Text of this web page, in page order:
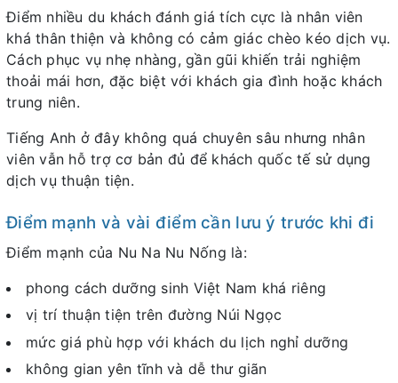
Điểm nhiều du khách đánh giá tích cực là nhân viên
khá thân thiện và không có cảm giác chèo kéo dịch vụ.
Cách phục vụ nhẹ nhàng, gần gũi khiến trải nghiệm
thoải mái hơn, đặc biệt với khách gia đình hoặc khách
trung niên.
Tiếng Anh ở đây không quá chuyên sâu nhưng nhân
viên vẫn hỗ trợ cơ bản đủ để khách quốc tế sử dụng
dịch vụ thuận tiện.
Điểm mạnh và vài điểm cần lưu ý trước khi đi
Điểm mạnh của Nu Na Nu Nống là:
phong cách dưỡng sinh Việt Nam khá riêng
vị trí thuận tiện trên đường Núi Ngọc
mức giá phù hợp với khách du lịch nghỉ dưỡng
không gian yên tĩnh và dễ thư giãn